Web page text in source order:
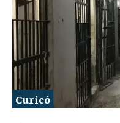
Curicó